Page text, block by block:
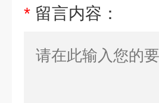
* 留言内容：